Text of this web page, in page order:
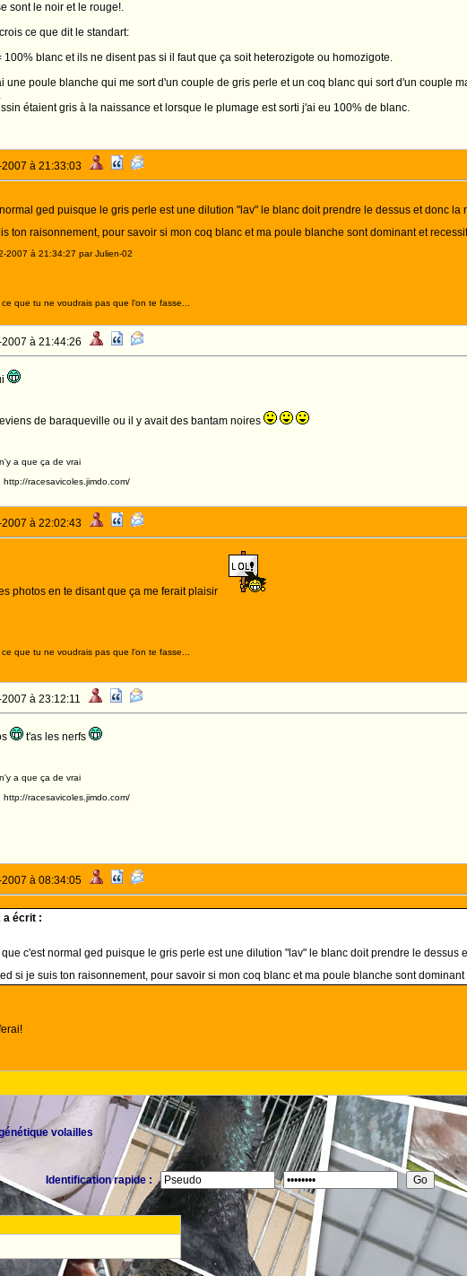
sont le noir et le rouge!.
ce que dit le standart:
100% blanc et ils ne disent pas si il faut que ça soit heterozigote ou homozigote.
une poule blanche qui me sort d'un couple de gris perle et un coq blanc qui sort d'un couple
étaient gris à la naissance et lorsque le plumage est sorti j'ai eu 100% de blanc.
à 21:33:03
ged puisque le gris perle est une dilution "lav" le blanc doit prendre le dessus et donc la
ton raisonnement, pour savoir si mon coq blanc et ma poule blanche sont dominant et
2007 à 21:34:27 par Julien-02
que tu ne voudrais pas que l'on te fasse...
à 21:44:26
de baraqueville ou il y avait des bantam noires
a que ça de vrai
racesavicoles.jimdo.com/
à 22:02:43
photos en te disant que ça me ferait plaisir
que tu ne voudrais pas que l'on te fasse...
à 23:12:11
t'as les nerfs
a que ça de vrai
racesavicoles.jimdo.com/
à 08:34:05
a écrit :
c'est normal ged puisque le gris perle est une dilution "lav" le blanc doit prendre le dessus
si je suis ton raisonnement, pour savoir si mon coq blanc et ma poule blanche sont
volailles
Identification rapide :